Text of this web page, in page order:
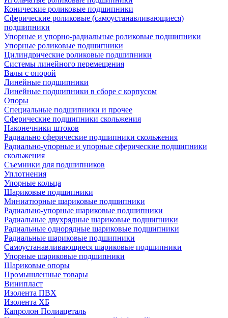
Конические роликовые подшипники
Сферические роликовые (самоустанавливающиеся)
подшипники
Упорные и упорно-радиальные роликовые подшипники
Упорные роликовые подшипники
Цилиндрические роликовые подшипники
Системы линейного перемещения
Валы с опорой
Линейные подшипники
Линейные подшипники в сборе с корпусом
Опоры
Специальные подшипники и прочее
Сферические подшипники скольжения
Наконечники штоков
Радиально сферические подшипники скольжения
Радиально-упорные и упорные сферические подшипники
скольжения
Съемники для подшипников
Уплотнения
Упорные кольца
Шариковые подшипники
Миниатюрные шариковые подшипники
Радиально-упорные шариковые подшипники
Радиальные двухрядные шариковые подшипники
Радиальные однорядные шариковые подшипники
Радиальные шариковые подшипники
Самоустанавливающиеся шариковые подшипники
Упорные шариковые подшипники
Шариковые опоры
Промышленные товары
Винипласт
Изолента ПВХ
Изолента ХБ
Капролон Полиацеталь